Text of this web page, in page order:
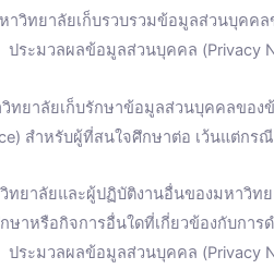
าวิทยาลัยเก็บรวบรวมข้อมูลส่วนบุคค
ประมวลผลข้อมูลส่วนบุคคล (Privacy
ทยาลัยเก็บรักษาข้อมูลส่วนบุคคลของ
สำหรับผู้ที่สนใจศึกษาต่อ เว้นแต่ก
ทยาลัยและผู้ปฏิบัติงานอื่นของมหาวิท
ษาหรือกิจการอื่นใดที่เกี่ยวข้องกับกา
ประมวลผลข้อมูลส่วนบุคคล (Privacy